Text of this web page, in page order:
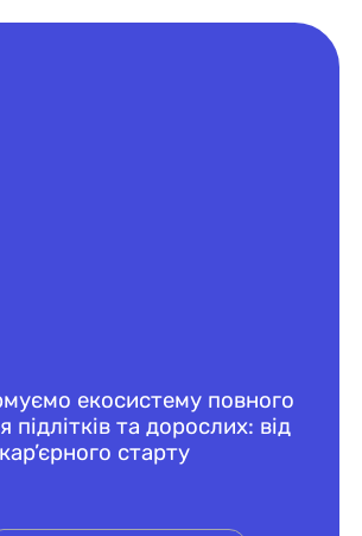
екосистему повного
та дорослих: від
старту